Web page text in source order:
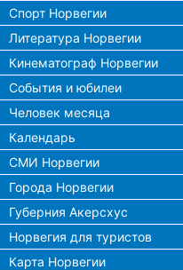
Спорт Норвегии
Литература Норвегии
Кинематограф Норвегии
События и юбилеи
Человек месяца
Календарь
СМИ Норвегии
Города Норвегии
Губерния Акерсхус
Норвегия для туристов
Карта Норвегии